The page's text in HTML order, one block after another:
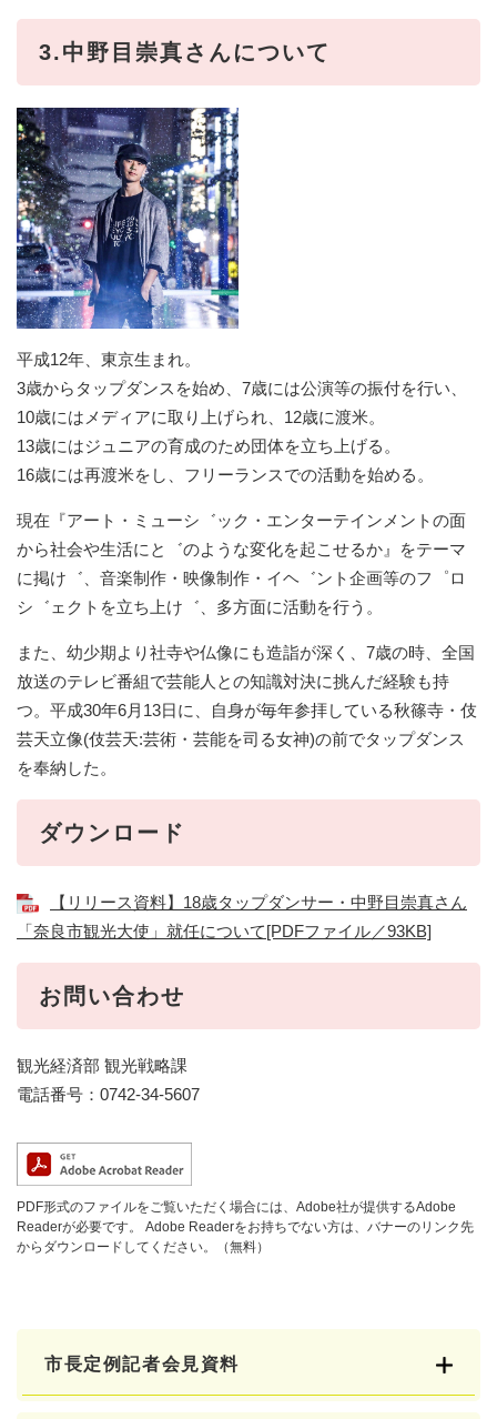
3.中野目崇真さんについて
平成12年、東京生まれ。
3歳からタップダンスを始め、7歳には公演等の振付を行い、
10歳にはメディアに取り上げられ、12歳に渡米。
13歳にはジュニアの育成のため団体を立ち上げる。
16歳には再渡米をし、フリーランスでの活動を始める。
現在『アート・ミューシ゛ック・エンターテインメントの面
から社会や生活にと゛のような変化を起こせるか』をテーマ
に掲け゛、音楽制作・映像制作・イヘ゛ント企画等のフ゜ロ
シ゛ェクトを立ち上け゛、多方面に活動を行う。
また、幼少期より社寺や仏像にも造詣が深く、7歳の時、全国
放送のテレビ番組で芸能人との知識対決に挑んだ経験も持
つ。平成30年6月13日に、自身が毎年参拝している秋篠寺・伎
芸天立像(伎芸天:芸術・芸能を司る女神)の前でタップダンス
を奉納した。
ダウンロード
【リリース資料】18歳タップダンサー・中野目崇真さん
「奈良市観光大使」就任について[PDFファイル／93KB]
お問い合わせ
観光経済部 観光戦略課
電話番号：0742-34-5607
PDF形式のファイルをご覧いただく場合には、Adobe社が提供するAdobe
Readerが必要です。
Adobe Readerをお持ちでない方は、バナーのリンク先
からダウンロードしてください。（無料）
市長定例記者会見資料